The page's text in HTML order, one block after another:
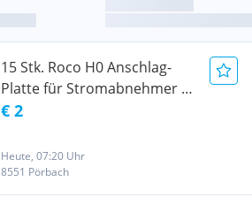
15 Stk. Roco H0 Anschlag-
Platte für Stromabnehmer /
Pantograph Grau Ersatzteil
€ 2
Heute, 07:20 Uhr
8551 Pörbach